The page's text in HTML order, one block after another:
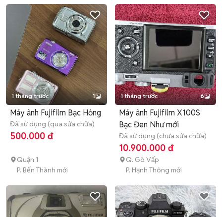
1 tháng trước 1
Máy ảnh Fujifilm Bạc Hỏng
Đã sử dụng (qua sửa chữa)
500.000 đ
Quận 1
P. Bến Thành mới
1 tháng trước 6
Máy ảnh Fujifilm X100S
Bạc Đen Như mới
Đã sử dụng (chưa sửa chữa)
10.900.000 đ
Q. Gò Vấp
P. Hạnh Thông mới